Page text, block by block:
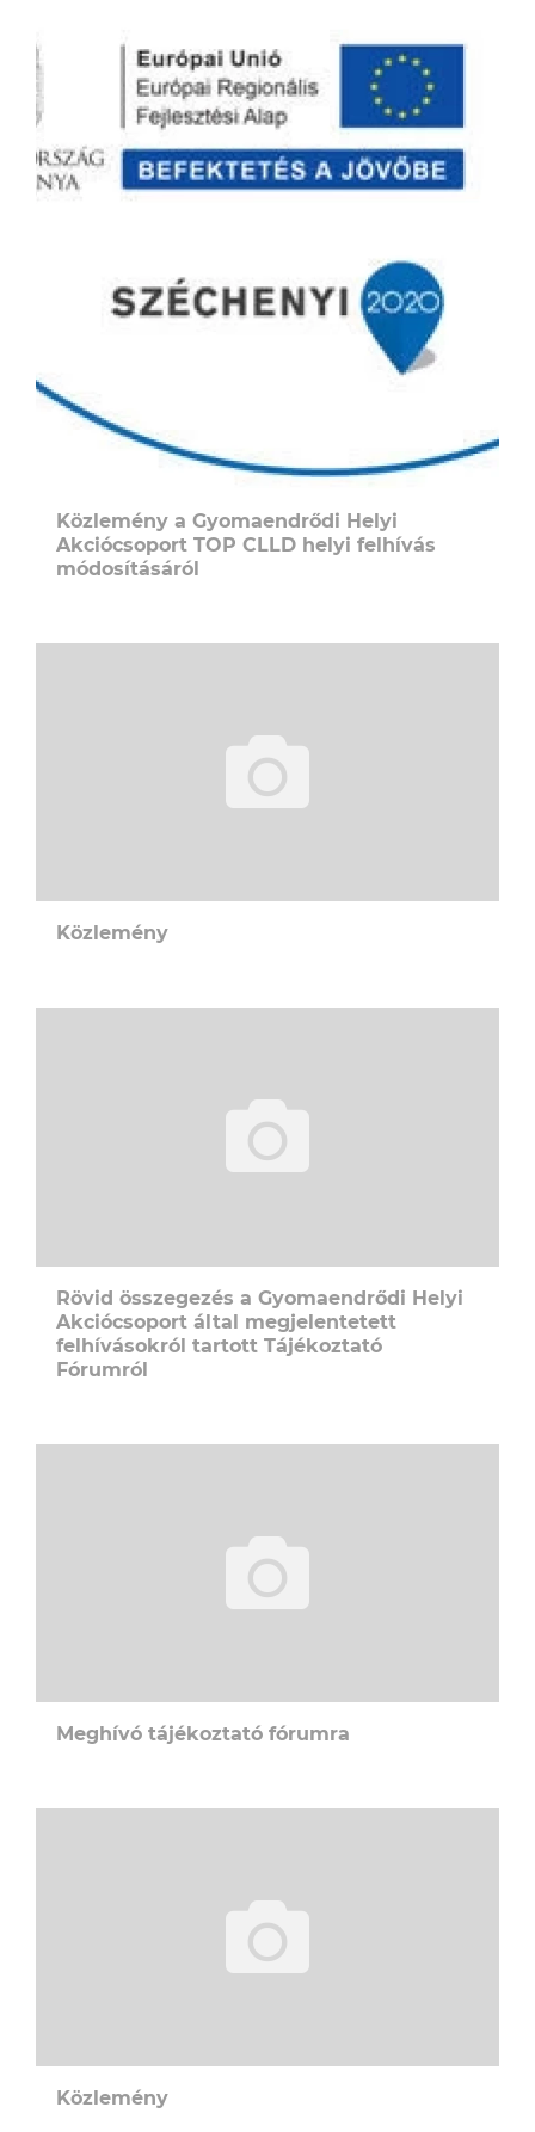
Közlemény a Gyomaendrődi Helyi
Akciócsoport TOP CLLD helyi felhívás
módosításáról
Közlemény
Rövid összegezés a Gyomaendrődi Helyi
Akciócsoport által megjelentetett
felhívásokról tartott Tájékoztató
Fórumról
Meghívó tájékoztató fórumra
Közlemény